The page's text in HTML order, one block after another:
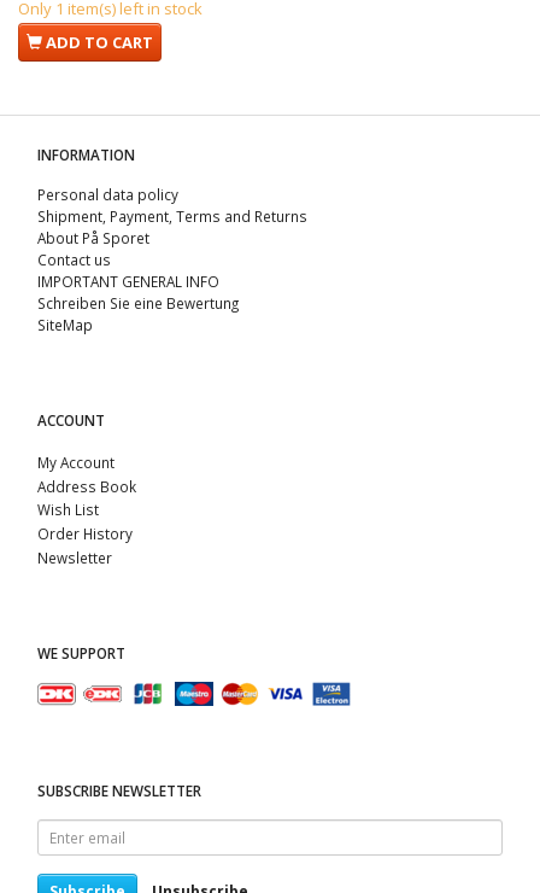
Only 1 item(s) left in stock
ADD TO CART
INFORMATION
Personal data policy
Shipment, Payment, Terms and Returns
About På Sporet
Contact us
IMPORTANT GENERAL INFO
Schreiben Sie eine Bewertung
SiteMap
ACCOUNT
My Account
Address Book
Wish List
Order History
Newsletter
WE SUPPORT
SUBSCRIBE NEWSLETTER
Enter
email